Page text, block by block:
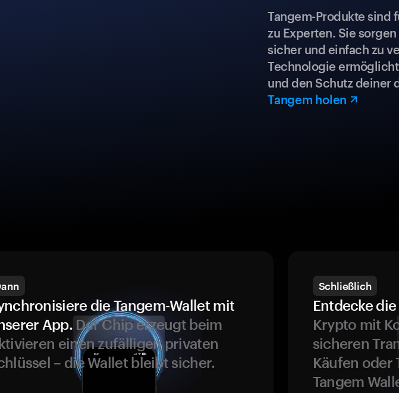
Tangem-Produkte sind
zu Experten. Sie
sicher und einfach zu
Technologie
und den Schutz deiner
Tangem holen
die Tangem-Wallet mit
App.Der Chip erzeugt beim
einen zufälligen privaten
– die Wallet bleibt sicher.
Schließlich
Entdecke
Krypto mit
sicheren
Käufen oder
Tangem